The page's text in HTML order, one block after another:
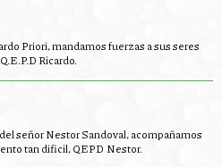
Priori, mandamos fuerzas a sus seres
Ricardo.
señor Nestor Sandoval, acompañamos
tan dificil, QEPD Nestor.